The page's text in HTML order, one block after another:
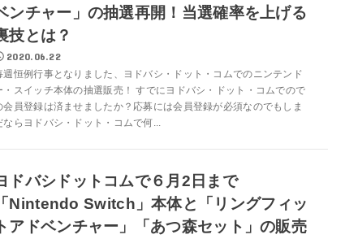
ンチャー」の抽選再開！当選確率を上げる
技とは？
2020.06.22
週恒例行事となりました、ヨドバシ・ドット・コムでのニンテンド
・スイッチ本体の抽選販売！ すでにヨドバシ・ドット・コムでので
会員登録は済ませましたか？応募には会員登録が必須なのでもしま
ならヨドバシ・ドット・コムで何...
ドバシドットコムで６月2日まで
Nintendo Switch」本体と「リングフィッ
アドベンチャー」「あつ森セット」の販売